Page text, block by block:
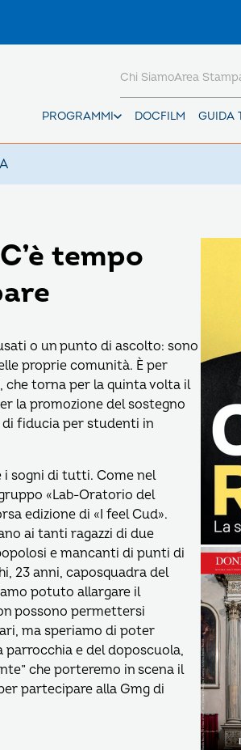
PROGRAMMI DOCFILM GUIDA
Chi SiamoArea
tempo
o un punto di ascolto: sono
proprie comunità. È per
che torna per la quinta volta il
la promozione del sostegno
fiducia per studenti in
i sogni di tutti. Come nel
«Lab-Oratorio del
edizione di «I feel Cud».
ai tanti ragazzi di due
e mancanti di punti di
23 anni, caposquadra del
potuto allargare il
possono permettersi
ma speriamo di poter
e del doposcuola,
che porteremo in scena il
partecipare alla Gmg di